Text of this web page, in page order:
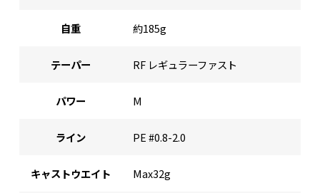
自重 約185g
テーパー RF レギュラーファスト
パワー M
ライン PE #0.8-2.0
キャストウエイト Max32g